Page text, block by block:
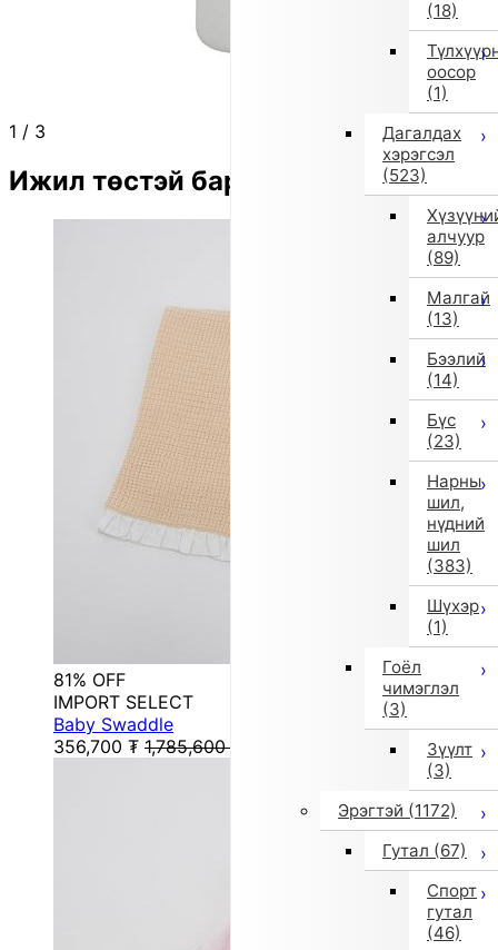
(18)
оосор
(1)
Дагалдах
хэрэгсэл
(523)
алчуур
(89)
Малгай
(13)
Бээлий
(14)
Бүс
(23)
Нарны
шил,
нүдний
шил
(383)
Шүхэр
(1)
Гоёл
чимэглэл
(3)
Зүүлт
(3)
Эрэгтэй (1172)
Гутал (67)
Спорт
гутал
(46)
1 / 3
Ижил төстэй бараа
81% OFF
IMPORT SELECT
Baby Swaddle
356,700 ₮ 1,785,600